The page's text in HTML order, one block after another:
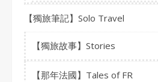
【獨旅筆記】Solo Travel
【獨旅故事】Stories
【那年法國】Tales of FR